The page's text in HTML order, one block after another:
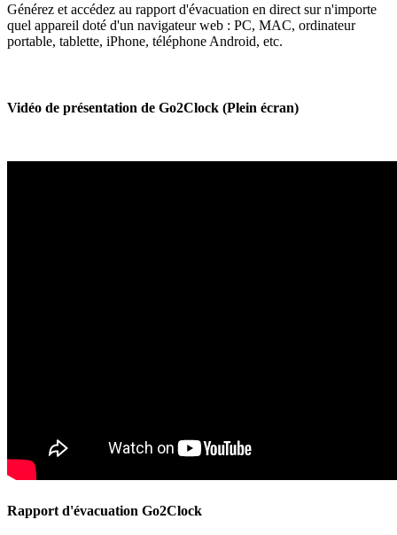
Générez et accédez au rapport d'évacuation en direct sur n'importe
quel appareil doté d'un navigateur web : PC, MAC, ordinateur
portable, tablette, iPhone, téléphone Android, etc.
Vidéo de présentation de Go2Clock (Plein écran)
Rapport d'évacuation Go2Clock